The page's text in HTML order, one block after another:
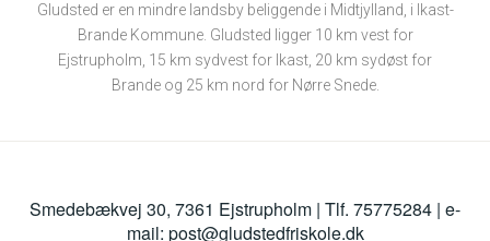
Gludsted er en mindre landsby beliggende i Midtjylland, i Ikast-
Brande Kommune. Gludsted ligger 10 km vest for
Ejstrupholm, 15 km sydvest for Ikast, 20 km sydøst for
Brande og 25 km nord for Nørre Snede.
Smedebækvej 30, 7361 Ejstrupholm | Tlf. 75775284 | e-
mail: post@gludstedfriskole.dk